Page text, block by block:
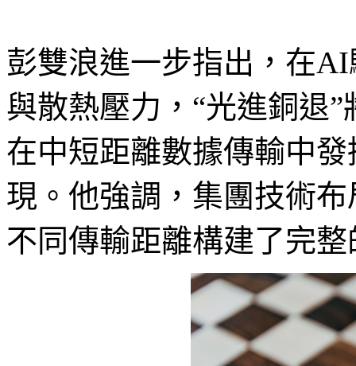
彭雙浪進一步指出，在
與散熱壓力，“光進銅退
在中短距離數據傳輸中
現。他強調，集團技術
不同傳輸距離構建了完